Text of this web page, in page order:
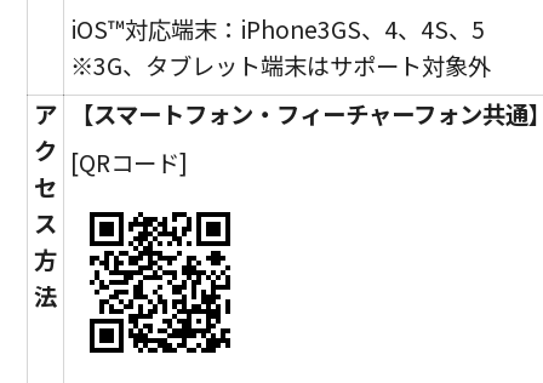
iOS™対応端末：iPhone3GS、4、4S、5
※3G、タブレット端末はサポート対象外
ア
ク
セ
ス
方
法
【スマートフォン・フィーチャーフォン共通
[QRコード]